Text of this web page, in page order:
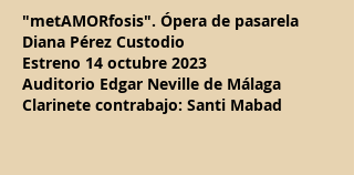
"metAMORfosis". Ópera de pasarela
Diana Pérez Custodio
Estreno 14 octubre 2023
Auditorio Edgar Neville de Málaga
Clarinete contrabajo: Santi Mabad